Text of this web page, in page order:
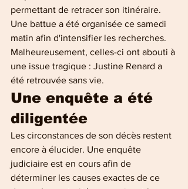
permettant de retracer son itinéraire.
Une battue a été organisée ce samedi
matin afin d'intensifier les recherches.
Malheureusement, celles-ci ont abouti à
une issue tragique : Justine Renard a
été retrouvée sans vie.
Une enquête a été
diligentée
Les circonstances de son décès restent
encore à élucider. Une enquête
judiciaire est en cours afin de
déterminer les causes exactes de ce